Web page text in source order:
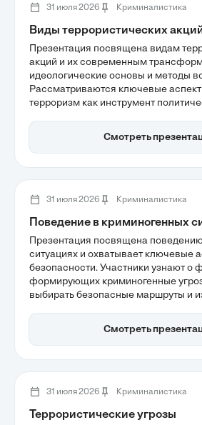
31 июля 2026 Криминалистика
Виды террористических
Презентация посвящена видам
акций и их современным
идеологические основы и методы
Рассматриваются ключевые
терроризм как инструмент
акцентируется внимание на
современных угроз, где физическое
Смотреть
31 июля 2026 Криминалистика
Поведение в криминогенных
Презентация посвящена
ситуациях и охватывает ключевые
безопасности. Участники узнают о
формирующих криминогенные
выбирать безопасные маршруты и
защиты и важность бдительности в
жизни для предотвращения
Смотреть
31 июля 2026 Криминалистика
Террористические угрозы